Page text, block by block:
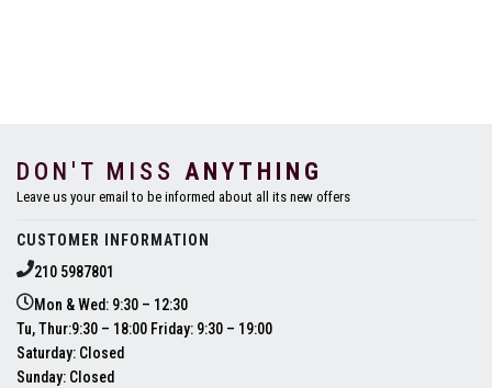
DON'T MISS ANYTHING
Leave us your email to be informed about all its new offers
CUSTOMER INFORMATION
210 5987801
Mon & Wed: 9:30 – 12:30
Tu, Thur:9:30 – 18:00 Friday: 9:30 – 19:00
Saturday: Closed
Sunday: Closed